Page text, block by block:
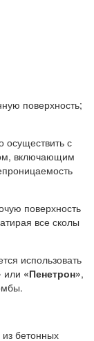
поверхность;
осуществить с
включающим
поверхность
все сколы
использовать
или «Пенетрон»,
бетонных